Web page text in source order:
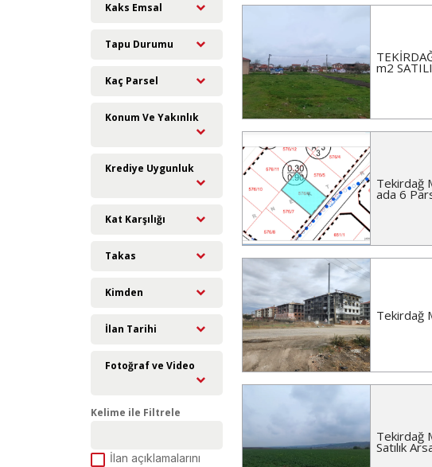
Kaks Emsal
Tapu Durumu
Kaç Parsel
Konum Ve Yakınlık
Krediye Uygunluk
Kat Karşılığı
Takas
Kimden
İlan Tarihi
Fotoğraf ve Video
Kelime ile Filtrele
İlan açıklamalarını
m2
Tekirdağ
ada 6
Tekirdağ
Tekirdağ
Satılık